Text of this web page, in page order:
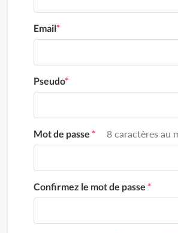
Email*
Pseudo*
Mot de passe * 8 caractères au
Confirmez le mot de passe *